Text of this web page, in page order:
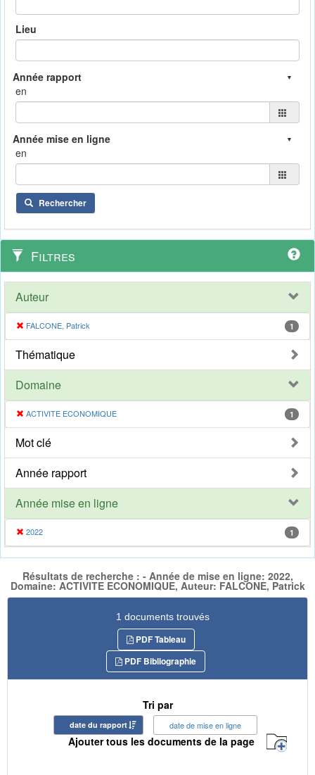
Lieu
en
en
Rechercher
Filtres
Auteur
FALCONE, Patrick 1
Thématique
Domaine
ACTIVITE ECONOMIQUE 1
Mot clé
Année rapport
Année mise en ligne
2022 1
Résultats de recherche : - Année de mise en ligne: 2022,
Domaine: ACTIVITE ECONOMIQUE, Auteur: FALCONE, Patrick
1 documents trouvés
PDF Tableau
PDF Bibliographie
Tri par
date du rapport date de mise en ligne
Ajouter tous les documents de la page